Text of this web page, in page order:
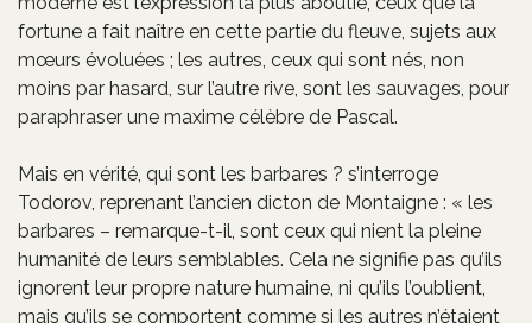
fortune a fait naître en cette partie du fleuve, sujets aux
mœurs évoluées ; les autres, ceux qui sont nés, non
moins par hasard, sur l’autre rive, sont les sauvages, pour
paraphraser une maxime célèbre de Pascal.
Mais en vérité, qui sont les barbares ? s’interroge
Todorov, reprenant l’ancien dicton de Montaigne : « les
barbares – remarque-t-il, sont ceux qui nient la pleine
humanité de leurs semblables. Cela ne signifie pas qu’ils
ignorent leur propre nature humaine, ni qu’ils l’oublient,
mais qu’ils se comportent comme si les autres n’étaient